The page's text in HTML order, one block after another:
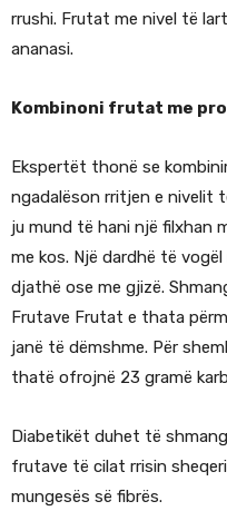
rrushi. Frutat me nivel të
ananasi.
Kombinoni frutat me
Ekspertët thonë se
ngadalëson rritjen e nivelit
ju mund të hani një filxhan
me kos. Një dardhë të
djathë ose me gjizë.
Frutave Frutat e thata
janë të dëmshme. Për
thatë ofrojnë 23 gramë
Diabetikët duhet të
frutave të cilat rrisin
mungesës së fibrës.